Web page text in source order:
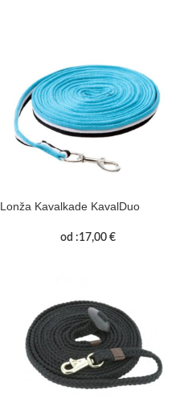
Lonža Kavalkade KavalDuo
od :17,00 €